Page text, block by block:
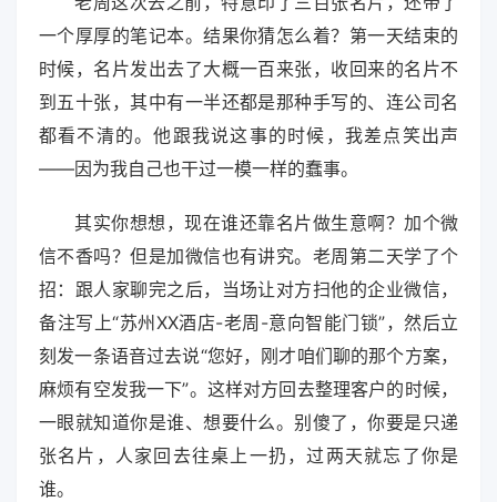
一个厚厚的笔记本。结果你猜怎么着？第一天结束的
时候，名片发出去了大概一百来张，收回来的名片不
到五十张，其中有一半还都是那种手写的、连公司名
都看不清的。他跟我说这事的时候，我差点笑出声
——因为我自己也干过一模一样的蠢事。
其实你想想，现在谁还靠名片做生意啊？加个微
信不香吗？但是加微信也有讲究。老周第二天学了个
招：跟人家聊完之后，当场让对方扫他的企业微信，
备注写上“苏州XX酒店-老周-意向智能门锁”，然后立
刻发一条语音过去说“您好，刚才咱们聊的那个方案，
麻烦有空发我一下”。这样对方回去整理客户的时候，
一眼就知道你是谁、想要什么。别傻了，你要是只递
张名片，人家回去往桌上一扔，过两天就忘了你是
谁。